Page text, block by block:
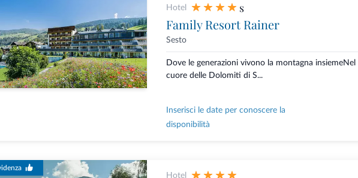
Hotel s
Family Resort Rainer
Sesto
Dove le generazioni vivono la montagna insiemeNel
cuore delle Dolomiti di S...
Inserisci le date per conoscere la
disponibilità
Hotel